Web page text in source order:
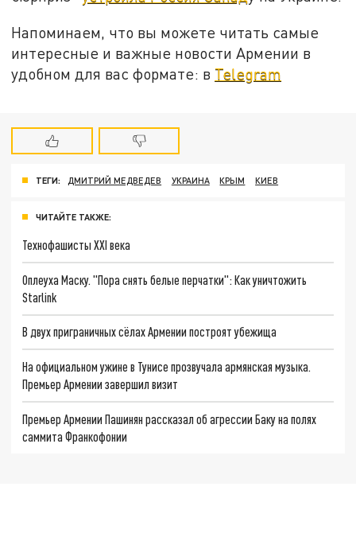
Напоминаем, что вы можете читать самые
интересные и важные новости Армении в
удобном для вас формате: в Telegram
ТЕГИ: ДМИТРИЙ МЕДВЕДЕВ УКРАИНА КРЫМ КИЕВ
ЧИТАЙТЕ ТАКЖЕ:
Технофашисты XXI века
Оплеуха Маску. "Пора снять белые перчатки": Как уничтожить
Starlink
В двух приграничных сёлах Армении построят убежища
На официальном ужине в Тунисе прозвучала армянская музыка.
Премьер Армении завершил визит
Премьер Армении Пашинян рассказал об агрессии Баку на полях
саммита Франкофонии